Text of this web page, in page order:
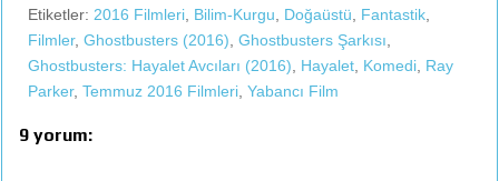
Etiketler: 2016 Filmleri Bilim-Kurgu Doğaüstü Fantastik
Filmler, Ghostbusters (2016) Ghostbusters Şarkısı
Ghostbusters: Hayalet Avcıları (2016)
Hayalet Komedi Ray
Parker, Temmuz 2016 Filmleri Yabancı Film
9 yorum: